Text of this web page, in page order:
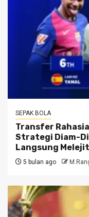
SEPAK BOLA
Transfer
Strategi Diam-
Langsung Melejit
5 bulan ago